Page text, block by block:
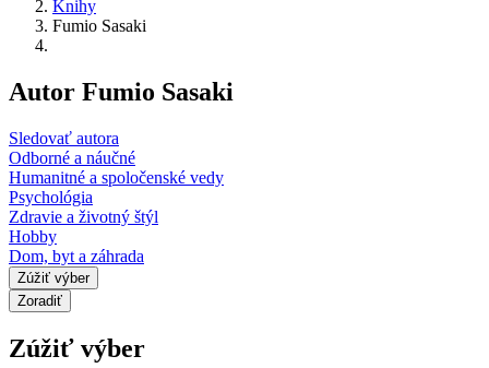
Knihy
Fumio Sasaki
Autor Fumio Sasaki
Sledovať autora
Odborné a náučné
Humanitné a spoločenské vedy
Psychológia
Zdravie a životný štýl
Hobby
Dom, byt a záhrada
Zúžiť výber
Zoradiť
Zúžiť výber